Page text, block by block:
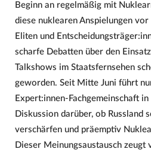
Beginn an regelmäßig mit
diese nuklearen Anspielungen
Eliten und
scharfe Debatten über den
Talkshows im Staatsfernsehen
geworden. Seit Mitte Juni führt
Expert:innen-Fachgemeinschaft
Diskussion darüber, ob Russland
verschärfen und präemptiv
Dieser Meinungsaustausch zeugt